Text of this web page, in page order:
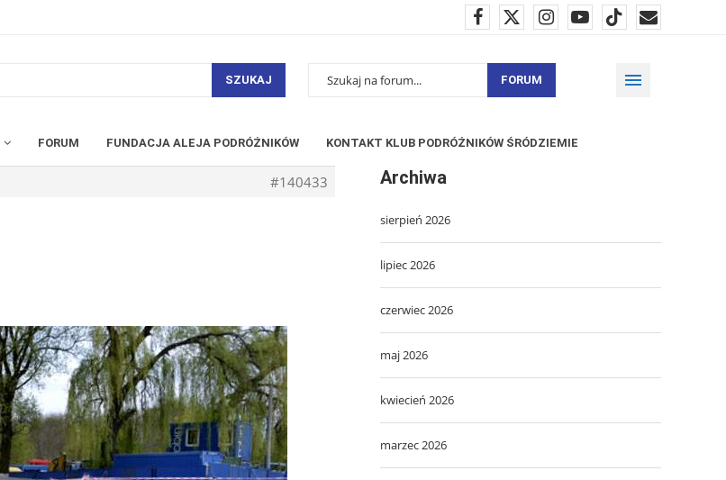
SZUKAJ FORUM
FORUM FUNDACJA ALEJA PODRÓŻNIKÓW KONTAKT KLUB PODRÓŻNIKÓW ŚRÓDZIEMIE
#140433 Archiwa
sierpień 2026
lipiec 2026
czerwiec 2026
maj 2026
kwiecień 2026
marzec 2026